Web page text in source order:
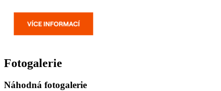
Fotogalerie
Náhodná fotogalerie